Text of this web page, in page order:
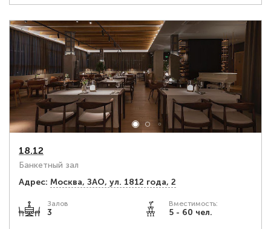
18.12
Банкетный зал
Адрес: Москва, ЗАО, ул. 1812 года, 2
Залов
3
Вместимость:
5 - 60 чел.